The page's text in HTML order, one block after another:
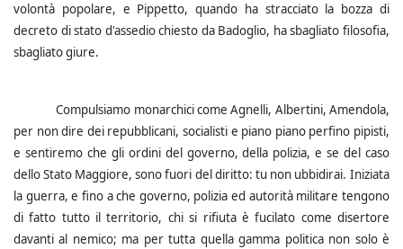
volontà popolare, e Pippetto, quando ha stracciato la bozza di
decreto di stato d'assedio chiesto da Badoglio, ha sbagliato filosofia,
sbagliato giure.
Compulsiamo monarchici come Agnelli, Albertini, Amendola,
per non dire dei repubblicani, socialisti e piano piano perfino pipisti,
e sentiremo che gli ordini del governo, della polizia, e se del caso
dello Stato Maggiore, sono fuori del diritto: tu non ubbidirai. Iniziata
la guerra, e fino a che governo, polizia ed autorità militare tengono
di fatto tutto il territorio, chi si rifiuta è fucilato come disertore
davanti al nemico; ma per tutta quella gamma politica non solo è